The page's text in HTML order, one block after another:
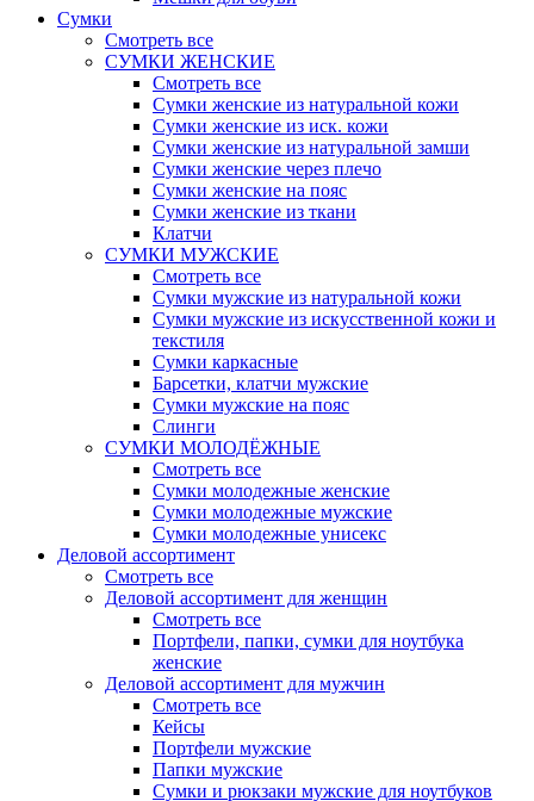
Сумки
Смотреть все
СУМКИ ЖЕНСКИЕ
Смотреть все
Сумки женские из натуральной кожи
Сумки женские из иск. кожи
Сумки женские из натуральной замши
Сумки женские через плечо
Сумки женские на пояс
Сумки женские из ткани
Клатчи
СУМКИ МУЖСКИЕ
Смотреть все
Сумки мужские из натуральной кожи
Сумки мужские из искусственной кожи и
текстиля
Сумки каркасные
Барсетки, клатчи мужские
Сумки мужские на пояс
Слинги
СУМКИ МОЛОДЁЖНЫЕ
Смотреть все
Сумки молодежные женские
Сумки молодежные мужские
Сумки молодежные унисекс
Деловой ассортимент
Смотреть все
Деловой ассортимент для женщин
Смотреть все
Портфели, папки, сумки для ноутбука
женские
Деловой ассортимент для мужчин
Смотреть все
Кейсы
Портфели мужские
Папки мужские
Сумки и рюкзаки мужские для ноутбуков